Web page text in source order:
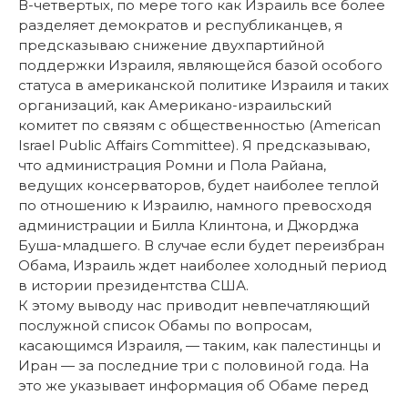
В-четвертых, по мере того как Израиль все более
разделяет демократов и республиканцев, я
предсказываю снижение двухпартийной
поддержки Израиля, являющейся базой особого
статуса в американской политике Израиля и таких
организаций, как Американо-израильский
комитет по связям с общественностью (American
Israel Public Affairs Committee). Я предсказываю,
что администрация Ромни и Пола Райана,
ведущих консерваторов, будет наиболее теплой
по отношению к Израилю, намного превосходя
администрации и Билла Клинтона, и Джорджа
Буша-младшего. В случае если будет переизбран
Обама, Израиль ждет наиболее холодный период
в истории президентства США.
К этому выводу нас приводит невпечатляющий
послужной список Обамы по вопросам,
касающимся Израиля, — таким, как палестинцы и
Иран — за последние три с половиной года. На
это же указывает информация об Обаме перед